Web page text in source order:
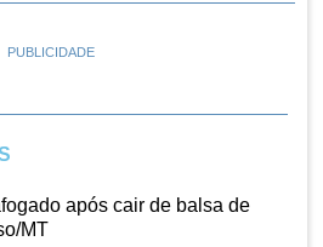
PUBLICIDADE
após cair de balsa de
MT